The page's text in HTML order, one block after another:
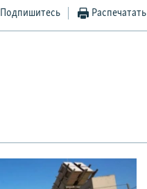
Подпишитесь Распечатать